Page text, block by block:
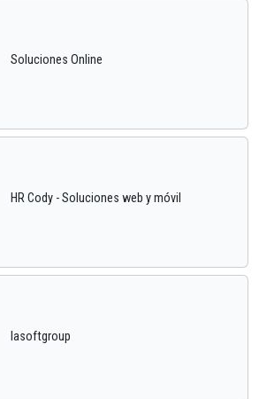
Soluciones Online
HR Cody - Soluciones web y móvil
Iasoftgroup